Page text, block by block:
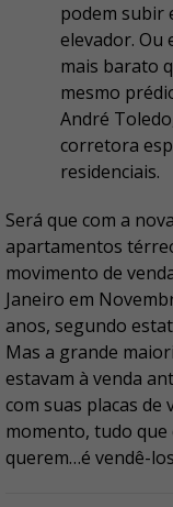
podem subir
elevador. Ou
mais barato
mesmo
André
corretora
residenciais.
Será que com a
apartamentos
movimento de
Janeiro em
anos, segundo
Mas a grande
estavam à venda
com suas placas de
momento, tudo
querem…é vendê-